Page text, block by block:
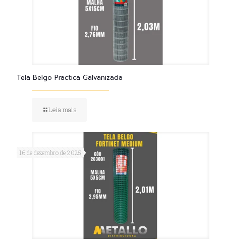
Tela Belgo Practica Galvanizada
Leia mais
16 de dezembro de 2025